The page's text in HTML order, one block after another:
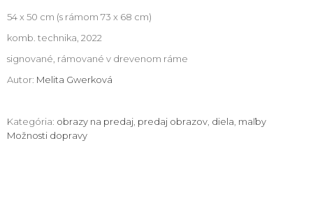
54 x 50 cm (s rámom 73 x 68 cm)
komb. technika, 2022
signované, rámované v drevenom ráme
Autor: Melita Gwerková
Kategória: obrazy na predaj predaj obrazov diela maľby
Možnosti dopravy